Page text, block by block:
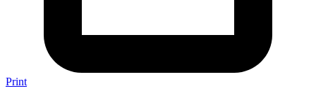
Print